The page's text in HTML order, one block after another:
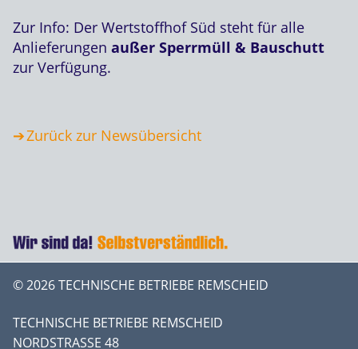
Zur Info: Der Wertstoffhof Süd steht für alle
Anlieferungen außer Sperrmüll & Bauschutt
zur Verfügung.
Zurück zur Newsübersicht
© 2026 TECHNISCHE BETRIEBE REMSCHEID
TECHNISCHE BETRIEBE REMSCHEID
NORDSTRASSE 48